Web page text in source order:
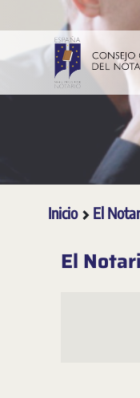
Saltar al contenido principal
Inicio El
El